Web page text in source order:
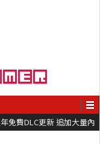
免費DLC更新 追加大量內